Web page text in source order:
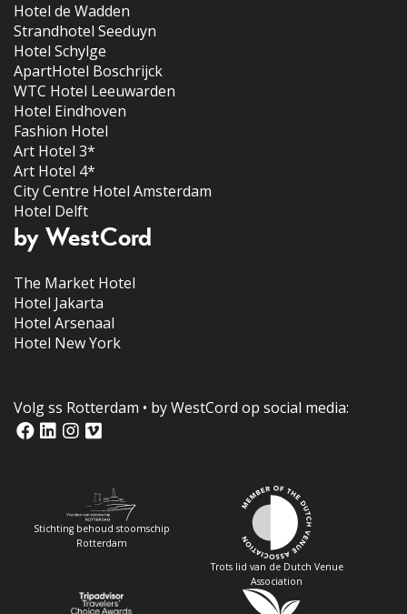
Hotel de Wadden
Strandhotel Seeduyn
Hotel Schylge
ApartHotel Boschrijck
WTC Hotel Leeuwarden
Hotel Eindhoven
Fashion Hotel
Art Hotel 3*
Art Hotel 4*
City Centre Hotel Amsterdam
Hotel Delft
by WestCord
The Market Hotel
Hotel Jakarta
Hotel Arsenaal
Hotel New York
Volg ss Rotterdam • by WestCord op social media:
Stichting behoud stoomschip
Rotterdam
Trots lid van de Dutch Venue
Association